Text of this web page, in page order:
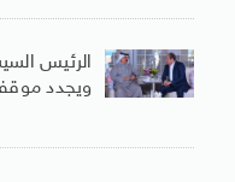
الرئيس
ويجدد